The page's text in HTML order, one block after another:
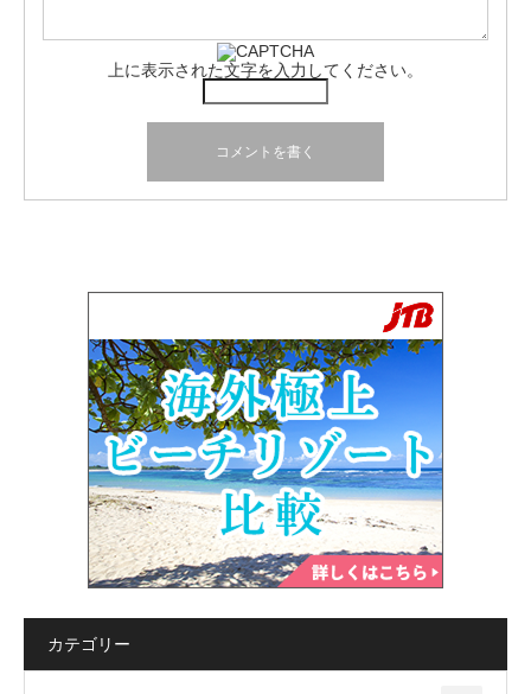
上に表示された文字を入力してください。
カテゴリー